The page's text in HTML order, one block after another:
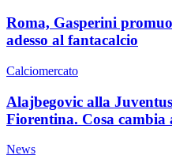
Roma, Gasperini
adesso al fantacalcio
Calciomercato
Alajbegovic alla
Fiorentina. Cosa cambia
News